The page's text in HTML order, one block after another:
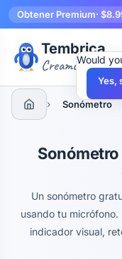
Obtener Premium·
Tembrica
Creamos
› Sonómetro
Un sonómetro
usando tu
indicador visual,
Would
Yes,